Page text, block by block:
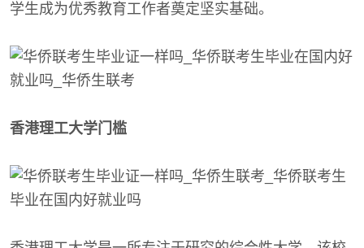
学生成为优秀教育工作者奠定坚实基础。
香港理工大学门槛